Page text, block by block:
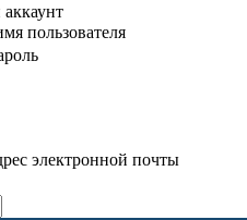
пользователя
электронной почты